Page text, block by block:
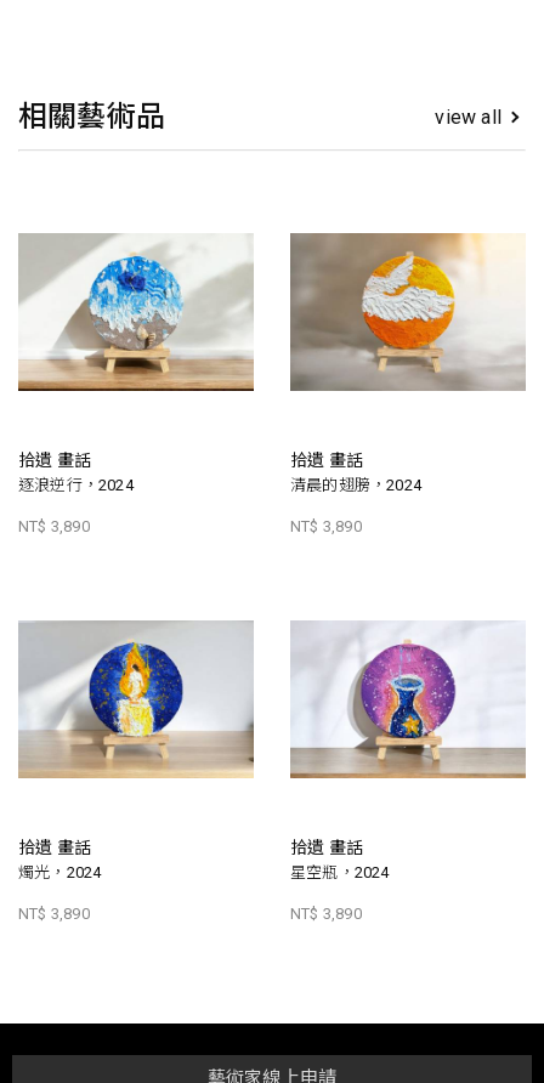
相關藝術品 view all
拾遺 畫話
逐浪逆行，2024
NT$ 3,890
拾遺 畫話
清晨的翅膀，2024
NT$ 3,890
拾遺 畫話
燭光，2024
NT$ 3,890
拾遺 畫話
星空瓶，2024
NT$ 3,890
藝術家線上申請